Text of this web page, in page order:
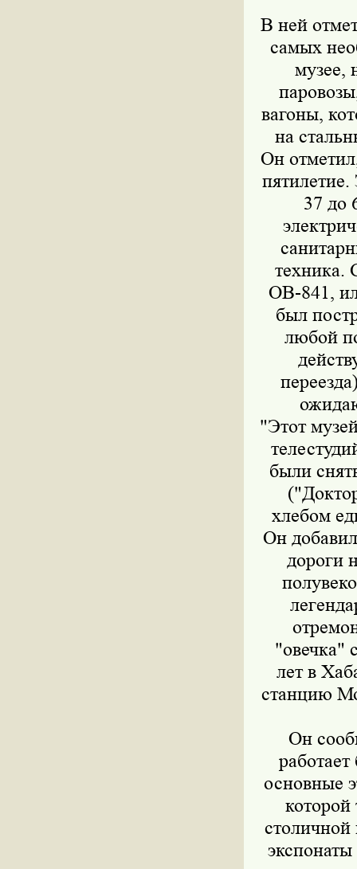
В ней
самых
музее,
вагоны,
на
Он
пятилетие.
37 до
техника.
ОВ-841,
был
любой
"Этот
были
хлебом
Он
дороги
"овечка"
лет в
станцию
Он
основные
которой
столичной